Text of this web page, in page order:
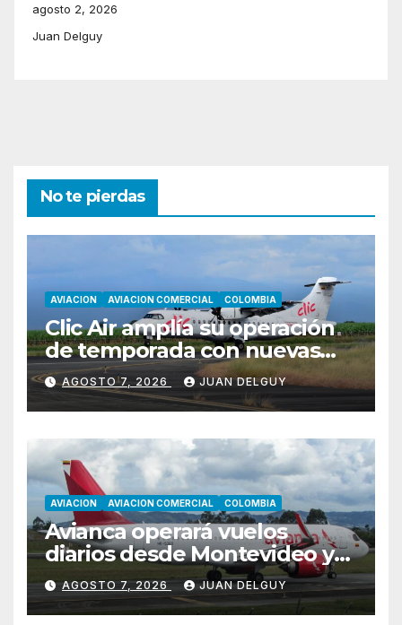
agosto 2, 2026
Juan Delguy
No te pierdas
AVIACION AVIACION COMERCIAL COLOMBIA
Clic Air amplía su operación
de temporada con nuevas
rutas hacia Cartagena y Tolú
AGOSTO 7, 2026 JUAN DELGUY
AVIACION AVIACION COMERCIAL COLOMBIA
Avianca operará vuelos
diarios desde Montevideo y
Asunción hacia Bogotá
AGOSTO 7, 2026 JUAN DELGUY